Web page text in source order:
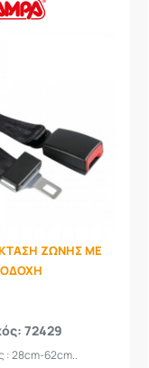
ΖΩΝΗΣ ΜΕ
72429
: 28cm-62cm..